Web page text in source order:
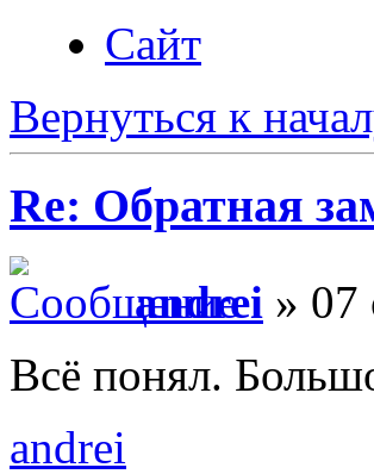
Сайт
Вернуться к
Re: Обратная
andrei » 07
Всё понял.
andrei